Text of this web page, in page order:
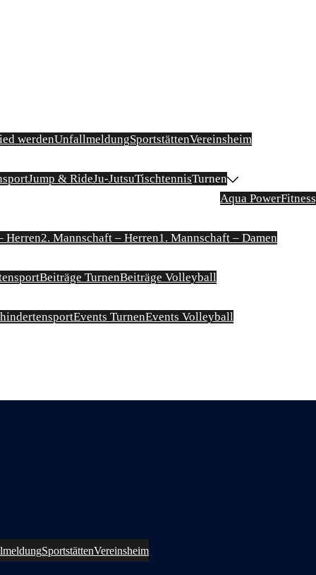
werdenUnfallmeldungSportstättenVereinsheim
Jump & RideJu-JutsuTischtennisTurnen
Aqua Power
Herren2. Mannschaft – Herren1. Mannschaft – Damen
Beiträge TurnenBeiträge Volleyball
Events TurnenEvents Volleyball
SportstättenVereinsheim